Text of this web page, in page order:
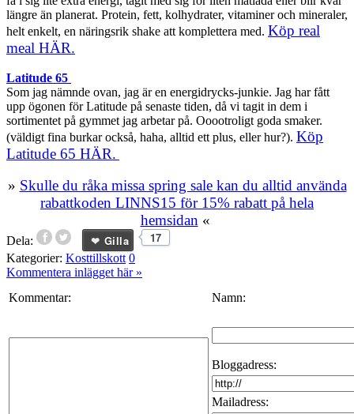
längre än planerat. Protein, fett, kolhydrater, vitaminer och mineraler,
helt enkelt, en näringsrik shake att komplettera med. Köp real
meal HÄR.
Latitude 65
Som jag nämnde ovan, jag är en energidrycks-junkie. Jag har fått
upp ögonen för Latitude på senaste tiden, då vi tagit in dem i
sortimentet på gymmet jag arbetar på. Ooootroligt goda smaker.
(väldigt fina burkar också, haha, alltid ett plus, eller hur?). Köp
Latitude 65 HÄR.
» Skulle du råka missa spring sale kan du alltid använda
rabattkoden LINNS15 för 15% rabatt på hela
hemsidan«
Dela: 17
Gilla
Kategorier: Kosttillskott 0
Kommentera inlägget här »
Kommentar:
Namn:
Bloggadress:
Mailadress: